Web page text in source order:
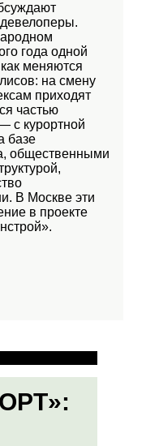
года одной
меняются
на смену
приходят
частью
с курортной
базе
общественными
В Москве эти
в проекте